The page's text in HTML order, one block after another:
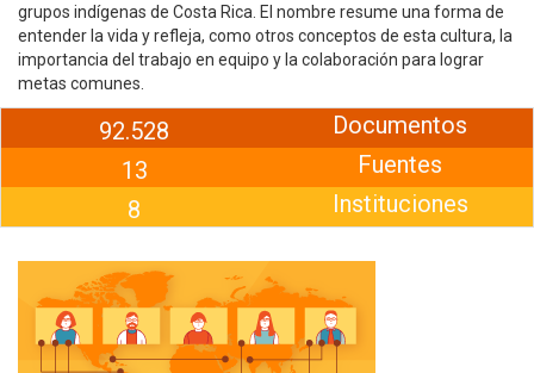
grupos indígenas de Costa Rica. El nombre resume una forma de
entender la vida y refleja, como otros conceptos de esta cultura, la
importancia del trabajo en equipo y la colaboración para lograr
metas comunes.
92.528
13
8
Documentos
Fuentes
Instituciones